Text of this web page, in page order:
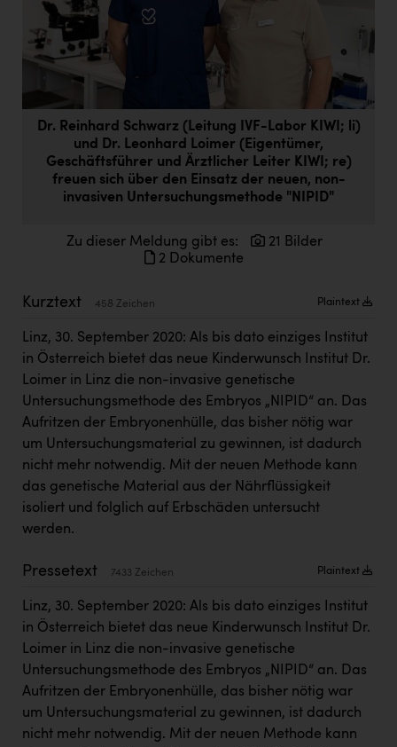
Doppler Gruppe
ERLUS AG
everfield
Firmenradl
Fristads Austria
HIG Infomotion Group
Immotech
INTERSPORT Austria
Jesolo
Jane Goodall Institute Austria
Kärcher
Karin Liedl
KIWI Kinderwunsch Institut Dr. Loimer
Kleider Bauer
Kremsmüller Anlagenbau GmbH
Oldtimer Raststationen und Motorhotels
Österreichischer Kachelofenverband
Orlen
Dr. Reinhard Schwarz (Leitung IVF-Labor KIWI; li)
und Dr. Leonhard Loimer (Eigentümer,
Geschäftsführer und Ärztlicher Leiter KIWI; re)
freuen sich über den Einsatz der neuen, non-
invasiven Untersuchungsmethode "NIPID"
Zu dieser Meldung gibt es:
21 Bilder
2 Dokumente
Kurztext 458 Zeichen Plaintext
Linz, 30. September 2020: Als bis dato einziges Institut
in Österreich bietet das neue Kinderwunsch Institut Dr.
Loimer in Linz die non-invasive genetische
Untersuchungsmethode des Embryos „NIPID“ an. Das
Aufritzen der Embryonenhülle, das bisher nötig war
um Untersuchungsmaterial zu gewinnen, ist dadurch
nicht mehr notwendig. Mit der neuen Methode kann
das genetische Material aus der Nährflüssigkeit
isoliert und folglich auf Erbschäden untersucht
werden.
Pressetext 7433 Zeichen Plaintext
Linz, 30. September 2020: Als bis dato einziges Institut
in Österreich bietet das neue Kinderwunsch Institut Dr.
Loimer in Linz die non-invasive genetische
Untersuchungsmethode des Embryos „NIPID“ an. Das
Aufritzen der Embryonenhülle, das bisher nötig war
um Untersuchungsmaterial zu gewinnen, ist dadurch
nicht mehr notwendig. Mit der neuen Methode kann